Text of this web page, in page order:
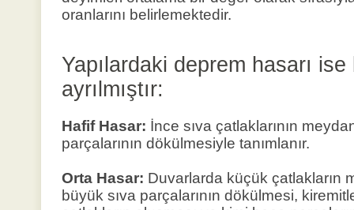
oranlarını belirlemektedir.
Yapılardaki deprem hasarı
ayrılmıştır:
Hafif Hasar: İnce sıva çatlaklarının
parçalarının dökülmesiyle tanımlanır.
Orta Hasar: Duvarlarda küçük çatlakların
büyük sıva parçalarının dökülmesi,